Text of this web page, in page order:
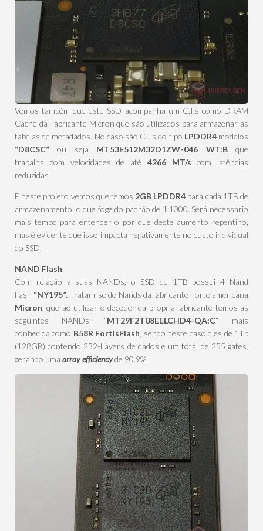
Vemos também que este SSD acompanha um C.I.s como DRAM
Cache da Fabricante Micron que são utilizados para armazenar as
tabelas de metadados. No caso são C.I.s do tipo LPDDR4modelos
“D8CSC” ou seja MT53E512M32D1ZW-046 WT:Bque
trabalha com velocidades de até 4266 MT/s com latências
reduzidas.
E neste projeto vemos que temos 2GB LPDDR4 para cada 1TB de
armazenamento, o que foge do padrão de 1:1000. Será necessário
mais tempo para entender o por que deste aumento repentino,
mas é evidente que isso impacta negativamente no custo individual
do SSD.
NAND Flash
Com relação a suas NANDs, o SSD de 1TB possui 4 Nand
flash “NY195”.Tratam-se de Nands da fabricante norte americana
Micron , que ao utilizar o decoder da própria fabricante temos as
seguintes NANDs, “MT29F2T08EELCHD4-QA:C“, mais
conhecida como B58R FortisFlash , sendo neste caso dies de 1Tb
(128GB) contendo 232-Layers de dados e um total de 255 gates,
gerando uma array efficiencyde 90.9%.